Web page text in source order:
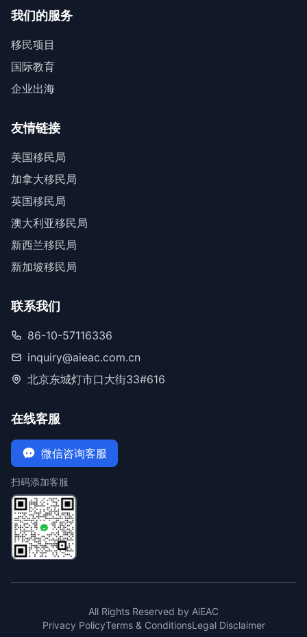
我们的服务
移民项目
国际教育
企业出海
友情链接
美国移民局
加拿大移民局
英国移民局
澳大利亚移民局
新西兰移民局
新加坡移民局
联系我们
86-10-57116336
inquiry@aieac.com.cn
北京东城灯市口大街33#616
在线客服
微信咨询客服
扫码添加客服
All Rights Reserved by AiEAC
Privacy PolicyTerms & ConditionsLegal Disclaimer